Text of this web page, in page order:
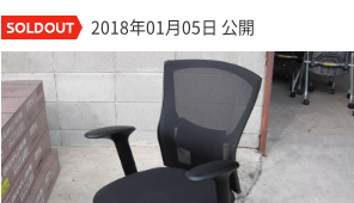
2018年01月05日 公開